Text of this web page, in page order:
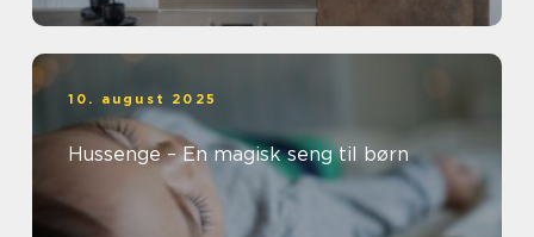
10. august 2025
Hussenge – En magisk seng til børn